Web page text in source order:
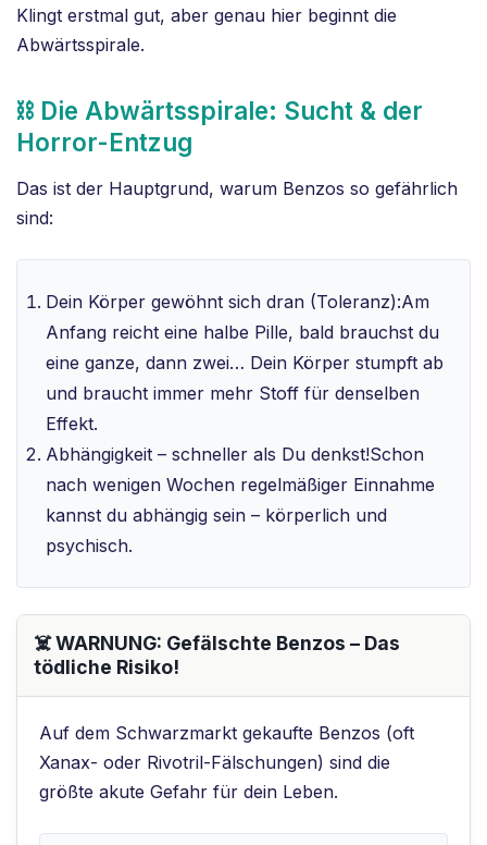
Klingt erstmal gut, aber genau hier beginnt die
Abwärtsspirale.
⛓️ Die Abwärtsspirale: Sucht & der
Horror-Entzug
Das ist der Hauptgrund, warum Benzos so gefährlich
sind:
Dein Körper gewöhnt sich dran (Toleranz):Am
Anfang reicht eine halbe Pille, bald brauchst du
eine ganze, dann zwei… Dein Körper stumpft ab
und braucht immer mehr Stoff für denselben
Effekt.
Abhängigkeit – schneller als Du denkst!Schon
nach wenigen Wochen regelmäßiger Einnahme
kannst du abhängig sein – körperlich und
psychisch.
☠️ WARNUNG: Gefälschte Benzos – Das
tödliche Risiko!
Auf dem Schwarzmarkt gekaufte Benzos (oft
Xanax- oder Rivotril-Fälschungen) sind die
größte akute Gefahr für dein Leben.